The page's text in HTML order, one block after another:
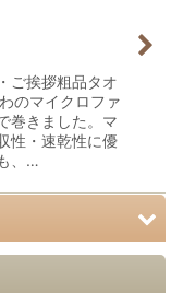
ご挨拶粗品タオ
のマイクロファ
巻きました。マ
性・速乾性に優
、…